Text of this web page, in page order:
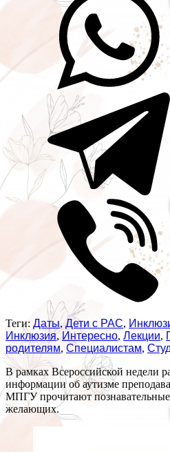
Теги: Даты,Дети с РАС,
Инклюзия,Интересно, Лекции,
родителям, Специалистам,
В рамках Всероссийской недели
информации об аутизме
МПГУ прочитают познавательные
желающих.